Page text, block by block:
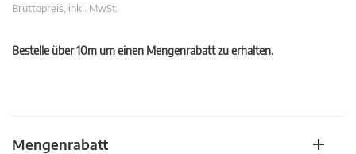
Bruttopreis, inkl. MwSt.
Bestelle über 10m um einen Mengenrabatt zu erhalten.
Mengenrabatt